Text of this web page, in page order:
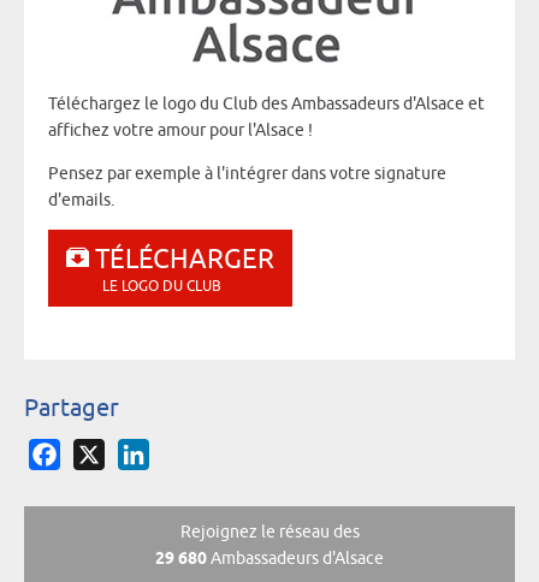
Téléchargez le logo du Club des Ambassadeurs d'Alsace et
affichez votre amour pour l'Alsace !
Pensez par exemple à l'intégrer dans votre signature
d'emails.
TÉLÉCHARGER
LE LOGO DU CLUB
Partager
Facebook
Rejoignez le réseau des
29 680Ambassadeurs d'Alsace